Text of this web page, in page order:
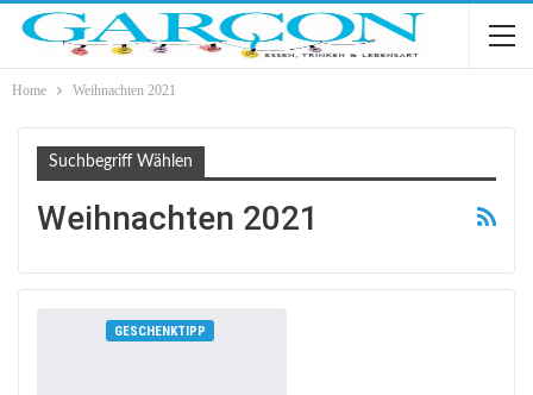
Home Weihnachten 2021
Suchbegriff Wählen
Weihnachten 2021
GESCHENKTIPP